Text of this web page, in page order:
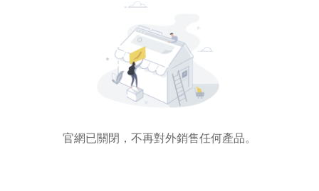
官網已關閉，不再對外銷售任何產品。